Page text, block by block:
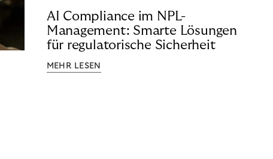
AI Compliance im NPL-
Management: Smarte Lösungen
für regulatorische Sicherheit
MEHR LESEN